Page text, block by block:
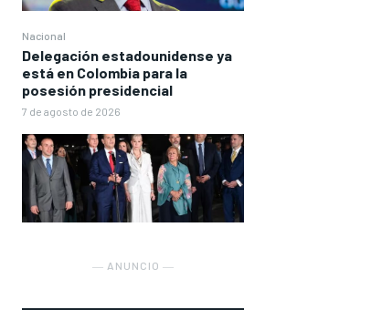
Nacional
Delegación estadounidense ya
está en Colombia para la
posesión presidencial
7 de agosto de 2026
― ANUNCIO ―